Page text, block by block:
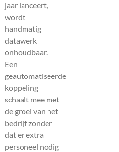
jaar lanceert,
wordt
handmatig
datawerk
onhoudbaar.
Een
geautomatiseerde
koppeling
schaalt mee met
de groei van het
bedrijf zonder
dat er extra
personeel nodig